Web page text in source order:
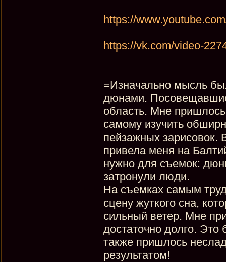
https://
https://vk.com/video-
=Изначально мысль
дюнами.
область. Мне
самому изучить
пейзажных зарисовок.
привела меня на
нужно для съемок:
затронули люди.
На съемках самым
сцену жуткого сна,
сильный ветер. Мне
достаточно долго.
также пришлось
результатом!